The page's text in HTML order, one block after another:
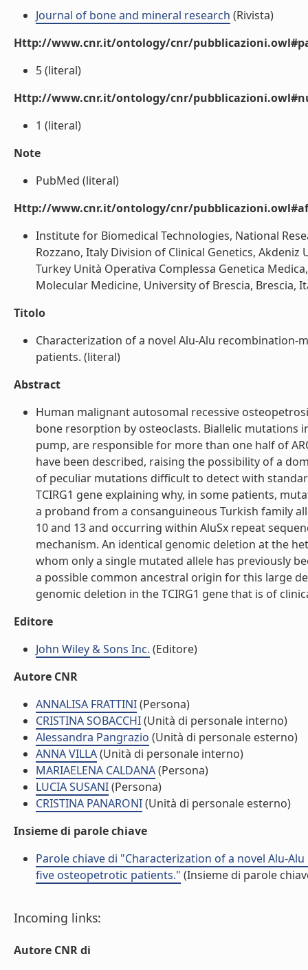
Journal of bone and mineral research (Rivista)
Http://www.cnr.it/ontology/cnr/
5 (literal)
Http://www.cnr.it/ontology/cnr/
1 (literal)
Note
PubMed (literal)
Http://www.cnr.it/ontology/cnr/
Institute for Biomedical Technologies, National
Rozzano, Italy Division of Clinical Genetics,
Turkey Unità Operativa Complessa Genetica
Molecular Medicine, University of Brescia, Brescia,
Titolo
Characterization of a novel Alu-Alu recombination-
patients. (literal)
Abstract
Human malignant autosomal recessive
bone resorption by osteoclasts. Biallelic mutations
pump, are responsible for more than one half of
have been described, raising the possibility of a
of peculiar mutations difficult to detect with
TCIRG1 gene explaining why, in some patients,
a proband from a consanguineous Turkish family
10 and 13 and occurring within AluSx repeat
mechanism. An identical genomic deletion at the
whom only a single mutated allele has previously
a possible common ancestral origin for this large
genomic deletion in the TCIRG1 gene that is of
Editore
John Wiley & Sons Inc. (Editore)
Autore CNR
ANNALISA FRATTINI(Persona)
CRISTINA SOBACCHI(Unità di personale interno)
Alessandra Pangrazio (Unità di personale esterno)
ANNA VILLA(Unità di personale interno)
MARIAELENA CALDANA(Persona)
LUCIA SUSANI(Persona)
CRISTINA PANARONI(Unità di personale esterno)
Insieme di parole chiave
Parole chiave di "Characterization of a novel Alu-
five osteopetrotic patients." (Insieme di parole
Incoming links:
Autore CNR di